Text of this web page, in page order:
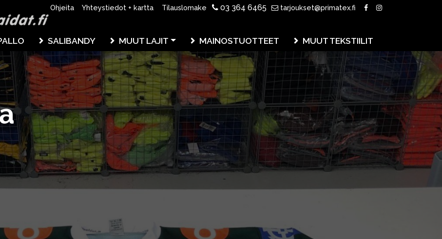
Ohjeita Yhteystiedot + kartta Tilauslomake 03 364 6465 tarjoukset@primatex.fi
SALIBANDY MUUT LAJIT MAINOSTUOTTEET MUUT TEKSTIILIT